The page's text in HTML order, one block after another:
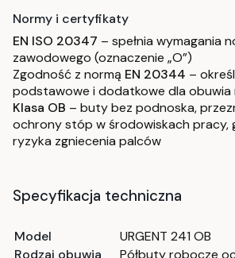
Normy i certyfikaty
EN ISO 20347 – spełnia wymagania
zawodowego (oznaczenie „O”)
Zgodność z normą EN 20344 –
podstawowe i dodatkowe dla
Klasa OB – buty bez podnoska,
ochrony stóp w środowiskach pracy,
ryzyka zgniecenia palców
Specyfikacja techniczna
Model
URGENT 241 OB
Rodzaj obuwia
Półbuty robocze